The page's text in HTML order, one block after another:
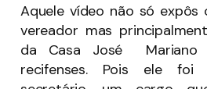
Aquele vídeo não só expôs
vereador mas
da Casa José
recifenses. Pois ele foi